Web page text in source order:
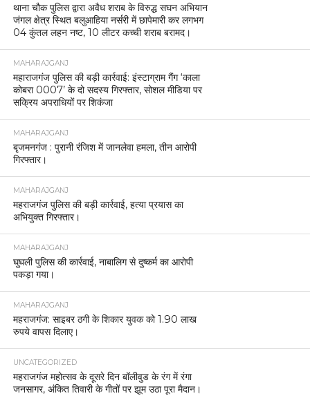
थाना चौक पुलिस द्वारा अवैध शराब के विरुद्ध सघन अभियान
जंगल क्षेत्र स्थित बलुआहिया नर्सरी में छापेमारी कर लगभग
04 कुंतल लहन नष्ट, 10 लीटर कच्ची शराब बरामद।
MAHARAJGANJ
महाराजगंज पुलिस की बड़ी कार्रवाई: इंस्टाग्राम गैंग ‘काला
कोबरा 0007’ के दो सदस्य गिरफ्तार, सोशल मीडिया पर
सक्रिय अपराधियों पर शिकंजा
MAHARAJGANJ
बृजमनगंज : पुरानी रंजिश में जानलेवा हमला, तीन आरोपी
गिरफ्तार।
MAHARAJGANJ
महराजगंज पुलिस की बड़ी कार्रवाई, हत्या प्रयास का
अभियुक्त गिरफ्तार।
MAHARAJGANJ
घुघली पुलिस की कार्रवाई, नाबालिग से दुष्कर्म का आरोपी
पकड़ा गया।
MAHARAJGANJ
महराजगंज: साइबर ठगी के शिकार युवक को 1.90 लाख
रुपये वापस दिलाए।
UNCATEGORIZED
महराजगंज महोत्सव के दूसरे दिन बॉलीवुड के रंग में रंगा
जनसागर, अंकित तिवारी के गीतों पर झूम उठा पूरा मैदान।